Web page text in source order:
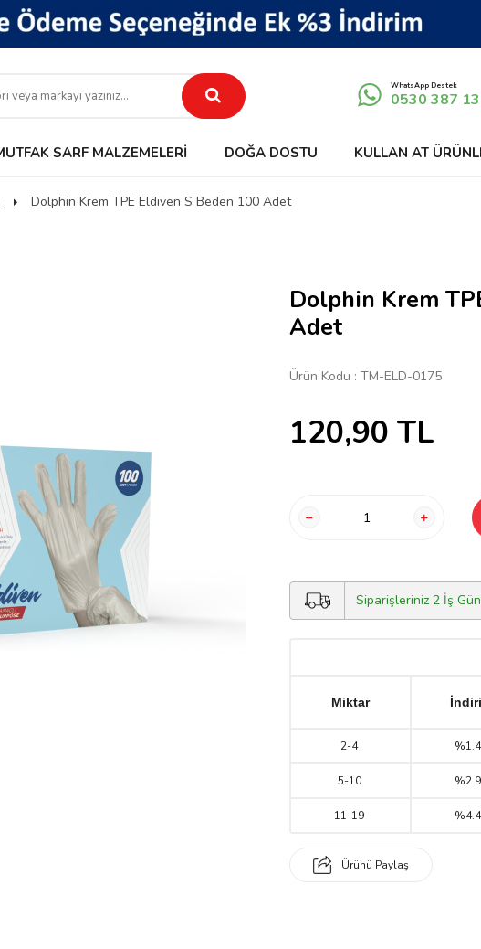
WhatsApp Destek
0530 387
SARF MALZEMELERI DOĞA DOSTU KULLAN AT
Dolphin Krem TPE Eldiven S Beden 100 Adet
Dolphin Krem
Adet
Ürün Kodu : TM-ELD-0175
120,90 TL
Siparişleriniz 2 İş
Miktar
2-4
5-10
11-19
Ürünü Paylaş